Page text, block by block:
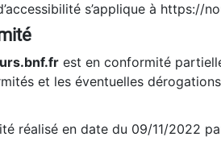
s’applique à https://
est en conformité
et les éventuelles
réalisé en date du 09/11/2022